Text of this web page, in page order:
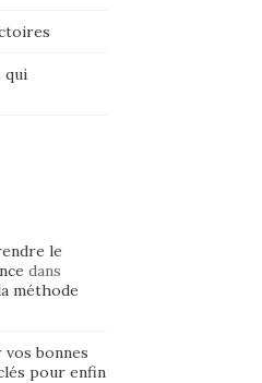
qui
le
dans
méthode
vos bonnes
pour enfin